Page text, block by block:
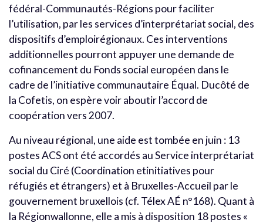
fédéral-Communautés-Régions pour faciliter
l’utilisation, par les services d’interprétariat social, des
dispositifs d’emploirégionaux. Ces interventions
additionnelles pourront appuyer une demande de
cofinancement du Fonds social européen dans le
cadre de l’initiative communautaire Équal. Ducôté de
la Cofetis, on espère voir aboutir l’accord de
coopération vers 2007.
Au niveau régional, une aide est tombée en juin : 13
postes ACS ont été accordés au Service interprétariat
social du Ciré (Coordination etinitiatives pour
réfugiés et étrangers) et à Bruxelles-Accueil par le
gouvernement bruxellois (cf. Télex AÉ n°168). Quant à
la Régionwallonne, elle a mis à disposition 18 postes «